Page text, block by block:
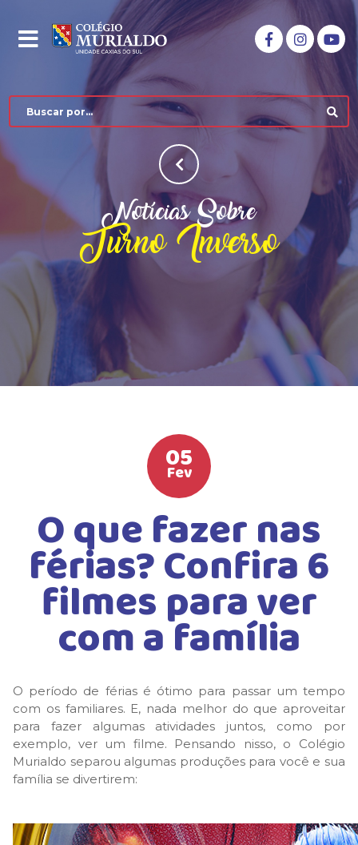
COLÉGIO MURIALDO
NÍVEIS DE ENSINO
HIGH SCHOOL
LISTA DE MATERIAIS
CALENDÁRIO ESCOLAR 2026
GUIA DA FAMÍLIA
BOLETOS BANCÁRIOS
Notícias Sobre
Turno Inverso
05
Fev
O que fazer nas
férias? Confira 6
filmes para ver
com a família
O período de férias é ótimo para passar um tempo
com os familiares. E, nada melhor do que aproveitar
para fazer algumas atividades juntos, como por
exemplo, ver um filme. Pensando nisso, o Colégio
Murialdo separou algumas produções para você e sua
família se divertirem: